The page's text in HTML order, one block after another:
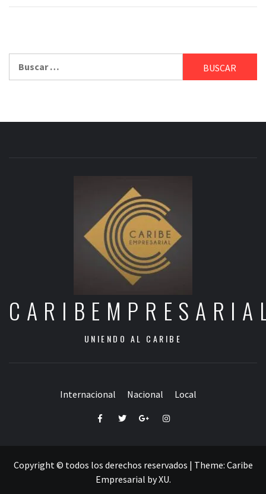
UNIENDO AL CARIBE
Internacional Nacional Local
FacebookTwitterGoogle+Instagram
Copyright © todos los derechos reservados | Theme: Caribe
Empresarial byXU.